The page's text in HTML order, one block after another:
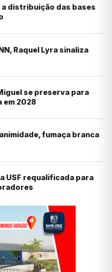
a distribuição das bases
Raquel Lyra sinaliza
se preserva para
em 2028
fumaça branca
USF requalificada para